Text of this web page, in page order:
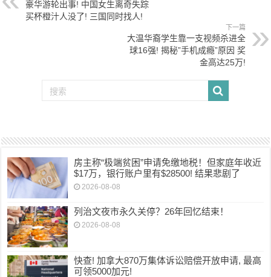
豪华游轮出事! 中国女生离奇失踪
买杯橙汁人没了! 三国同时找人!
下一篇
大温华裔学生靠一支视频杀进全
球16强! 揭秘”手机成瘾”原因 奖
金高达25万!
房主称“极端贫困”申请免缴地税！但家庭年收近
$17万，银行账户里有$28500! 结果悲剧了
2026-08-08
列治文夜市永久关停？26年回忆结束！
2026-08-08
快查! 加拿大870万集体诉讼赔偿开放申请, 最高
可领5000加元!